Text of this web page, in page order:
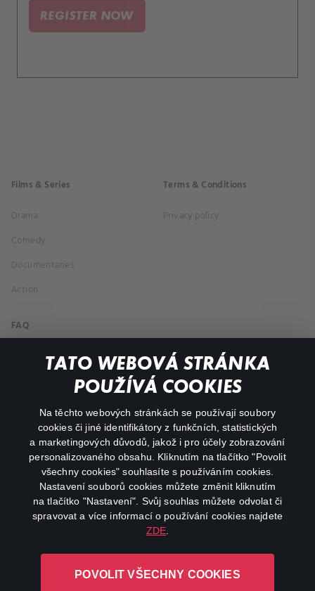
TATO WEBOVÁ STRÁNKA
POUŽÍVÁ COOKIES
Na těchto webových stránkách se používají soubory
cookies či jiné identifikátory z funkčních, statistických
a marketingových důvodů, jakož i pro účely zobrazování
personalizovaného obsahu. Kliknutím na tlačítko "Povolit
všechny cookies" souhlasíte s používáním cookies.
Nastavení souborů cookies můžete změnit kliknutím
na tlačítko "Nastavení". Svůj souhlas můžete odvolat či
spravovat a více informací o používání cookies najdete
ZDE
POVOLIT VŠECHNY COOKIES
REGISTER NOW
Films & Series
Drama
Comedy
Documentaries
Action
Terms & Conditions
Privacy policy
FAQ
My profile
facebookinstagram
youtube
L-1246 Luxembourg R.C.S.